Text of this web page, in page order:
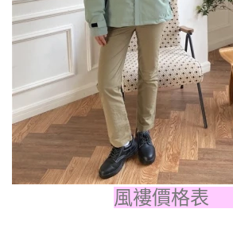
風褸價格表